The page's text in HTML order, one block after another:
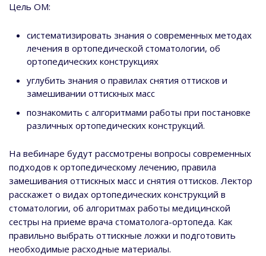
Цель ОМ:
систематизировать знания о современных методах
лечения в ортопедической стоматологии, об
ортопедических конструкциях
углубить знания о правилах снятия оттисков и
замешивании оттискных масс
познакомить с алгоритмами работы при постановке
различных ортопедических конструкций.
На вебинаре будут рассмотрены вопросы современных
подходов к ортопедическому лечению, правила
замешивания оттискных масс и снятия оттисков. Лектор
расскажет о видах ортопедических конструкций в
стоматологии, об алгоритмах работы медицинской
сестры на приеме врача стоматолога-ортопеда. Как
правильно выбрать оттискные ложки и подготовить
необходимые расходные материалы.